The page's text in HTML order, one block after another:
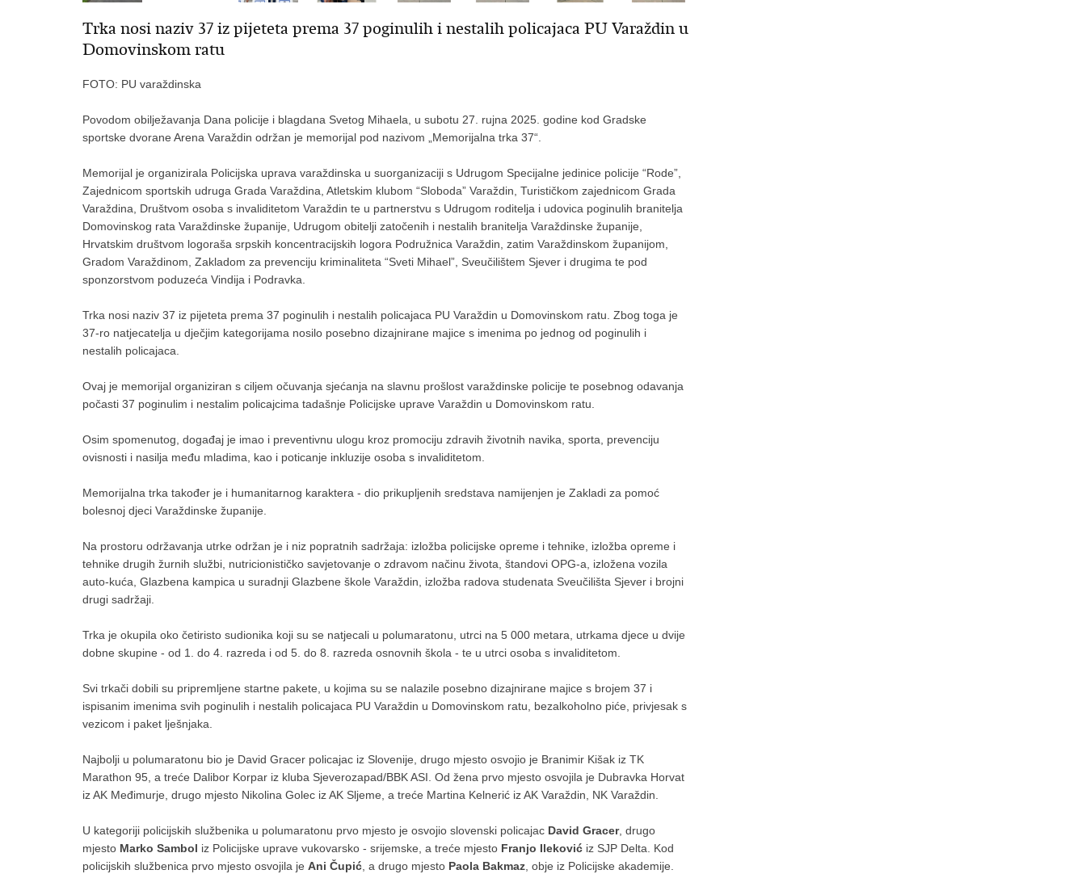
Trka nosi naziv 37 iz pijeteta prema 37 poginulih i nestalih policajaca PU Varaždin u
Domovinskom ratu
FOTO: PU varaždinska
Povodom obilježavanja Dana policije i blagdana Svetog Mihaela, u subotu 27. rujna 2025. godine kod Gradske
sportske dvorane Arena Varaždin održan je memorijal pod nazivom „Memorijalna trka 37“.
Memorijal je organizirala Policijska uprava varaždinska u suorganizaciji s Udrugom Specijalne jedinice policije “Rode”,
Zajednicom sportskih udruga Grada Varaždina, Atletskim klubom “Sloboda” Varaždin, Turističkom zajednicom Grada
Varaždina, Društvom osoba s invaliditetom Varaždin te u partnerstvu s Udrugom roditelja i udovica poginulih branitelja
Domovinskog rata Varaždinske županije, Udrugom obitelji zatočenih i nestalih branitelja Varaždinske županije,
Hrvatskim društvom logoraša srpskih koncentracijskih logora Podružnica Varaždin, zatim Varaždinskom županijom,
Gradom Varaždinom, Zakladom za prevenciju kriminaliteta “Sveti Mihael”, Sveučilištem Sjever i drugima te pod
sponzorstvom poduzeća Vindija i Podravka.
Trka nosi naziv 37 iz pijeteta prema 37 poginulih i nestalih policajaca PU Varaždin u Domovinskom ratu. Zbog toga je
37-ro natjecatelja u dječjim kategorijama nosilo posebno dizajnirane majice s imenima po jednog od poginulih i
nestalih policajaca.
Ovaj je memorijal organiziran s ciljem očuvanja sjećanja na slavnu prošlost varaždinske policije te posebnog odavanja
počasti 37 poginulim i nestalim policajcima tadašnje Policijske uprave Varaždin u Domovinskom ratu.
Osim spomenutog, događaj je imao i preventivnu ulogu kroz promociju zdravih životnih navika, sporta, prevenciju
ovisnosti i nasilja među mladima, kao i poticanje inkluzije osoba s invaliditetom.
Memorijalna trka također je i humanitarnog karaktera - dio prikupljenih sredstava namijenjen je Zakladi za pomoć
bolesnoj djeci Varaždinske županije.
Na prostoru održavanja utrke održan je i niz popratnih sadržaja: izložba policijske opreme i tehnike, izložba opreme i
tehnike drugih žurnih službi, nutricionističko savjetovanje o zdravom načinu života, štandovi OPG-a, izložena vozila
auto-kuća, Glazbena kampica u suradnji Glazbene škole Varaždin, izložba radova studenata Sveučilišta Sjever i brojni
drugi sadržaji.
Trka je okupila oko četiristo sudionika koji su se natjecali u polumaratonu, utrci na 5 000 metara, utrkama djece u dvije
dobne skupine - od 1. do 4. razreda i od 5. do 8. razreda osnovnih škola - te u utrci osoba s invaliditetom.
Svi trkači dobili su pripremljene startne pakete, u kojima su se nalazile posebno dizajnirane majice s brojem 37 i
ispisanim imenima svih poginulih i nestalih policajaca PU Varaždin u Domovinskom ratu, bezalkoholno piće, privjesak s
vezicom i paket lješnjaka.
Najbolji u polumaratonu bio je David Gracer policajac iz Slovenije, drugo mjesto osvojio je Branimir Kišak iz TK
Marathon 95, a treće Dalibor Korpar iz kluba Sjeverozapad/BBK ASI. Od žena prvo mjesto osvojila je Dubravka Horvat
iz AK Međimurje, drugo mjesto Nikolina Golec iz AK Sljeme, a treće Martina Kelnerić iz AK Varaždin, NK Varaždin.
U kategoriji policijskih službenika u polumaratonu prvo mjesto je osvojio slovenski policajac David Gracer, drugo
mjesto Marko Sambol iz Policijske uprave vukovarsko - srijemske, a treće mjesto Franjo Ileković iz SJP Delta. Kod
policijskih službenica prvo mjesto osvojila je Ani Čupić, a drugo mjesto Paola Bakmaz, obje iz Policijske akademije.